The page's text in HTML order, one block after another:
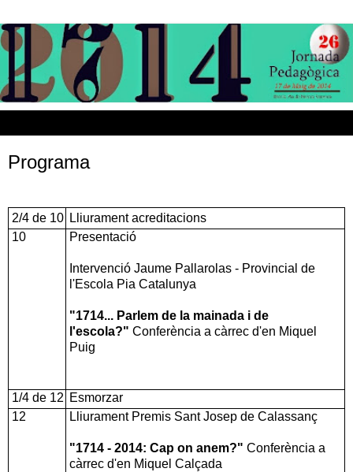
Programa
2/4 de 10 Lliurament acreditacions
10
Presentació
Intervenció Jaume Pallarolas - Provincial de
l'Escola Pia Catalunya
"1714... Parlem de la mainada i de
l'escola?" Conferència a càrrec d'en Miquel
Puig
1/4 de 12 Esmorzar
12
Lliurament Premis Sant Josep de Calassanç
"1714 - 2014: Cap on anem?" Conferència a
càrrec d'en Miquel Calçada